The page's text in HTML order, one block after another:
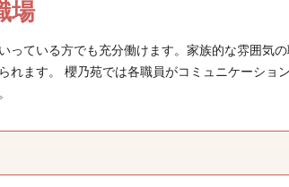
場
っている方でも充分働けます。家族的な雰囲気
れます。 櫻乃苑では各職員がコミュニケーショ